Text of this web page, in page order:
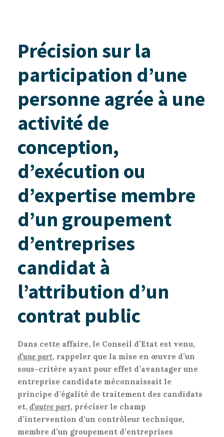
Précision sur la
participation d’une
personne agrée à une
activité de
conception,
d’exécution ou
d’expertise membre
d’un groupement
d’entreprises
candidat à
l’attribution d’un
contrat public
Dans cette affaire, le Conseil d’Etat est venu,
d’une part, rappeler que la mise en œuvre d’un
sous-critère ayant pour effet d’avantager une
entreprise candidate méconnaissait le
principe d’égalité de traitement des candidats
et, d’autre part, préciser le champ
d’intervention d’un contrôleur technique,
membre d’un groupement d’entreprises